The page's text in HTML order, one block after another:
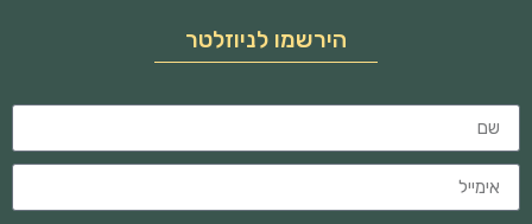
הירשמו לניוזלטר